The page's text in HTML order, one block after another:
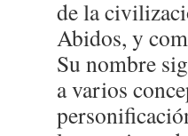
de la
Abidos, y
Su nombre
a varios